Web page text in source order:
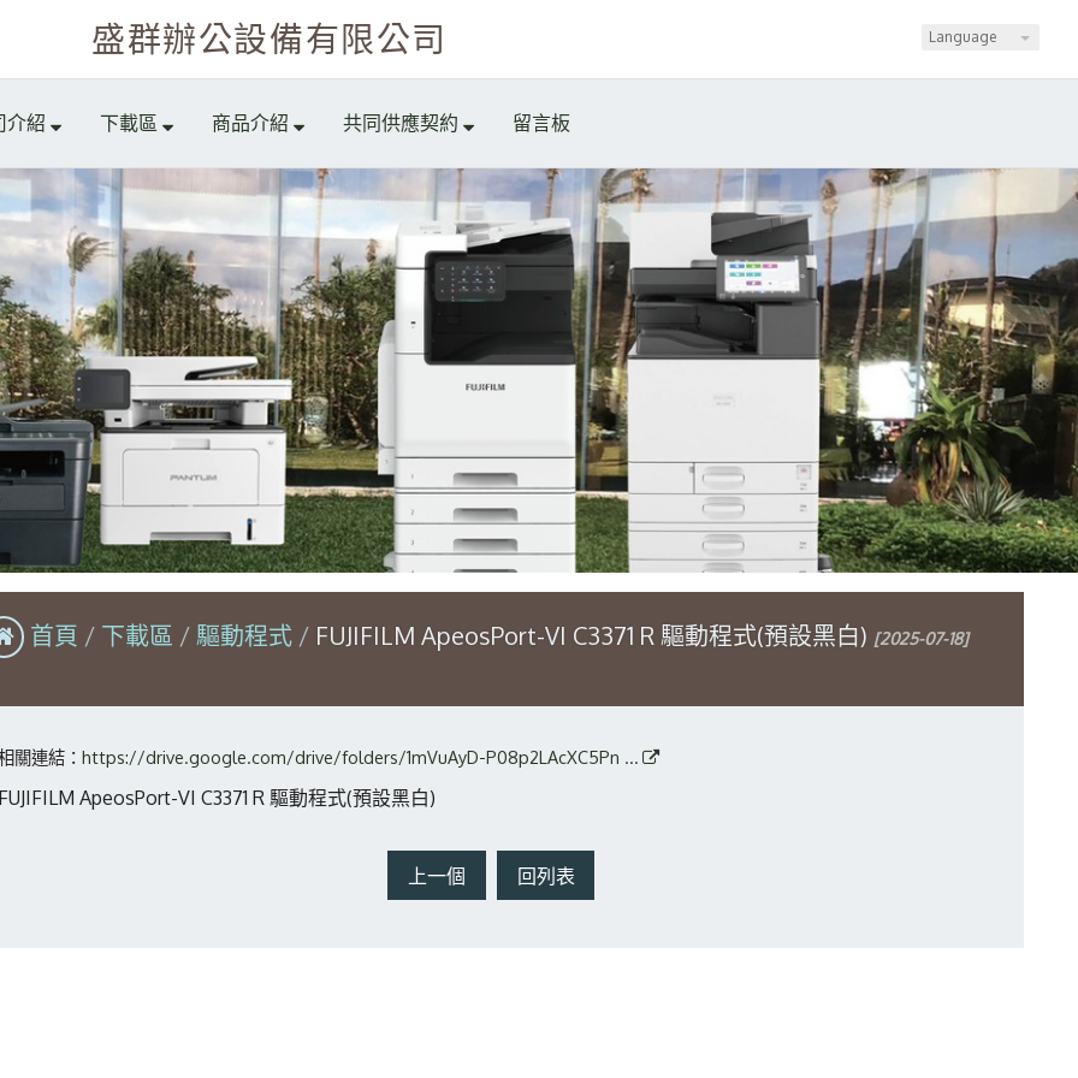
Language
盛群辦公設備有限公司
介紹 下載區 商品介紹 共同供應契約 留言板
首頁 下載區 驅動程式 FUJIFILM ApeosPort-VI C3371 R 驅動程式(預設黑白) [2025-07-18]
關連結： https://drive.google.com/drive/folders/1mVuAyD-P08p2LAcXC5Pn ...
ApeosPort-VI C3371 R 驅動程式(預設黑白)
上一個 回列表